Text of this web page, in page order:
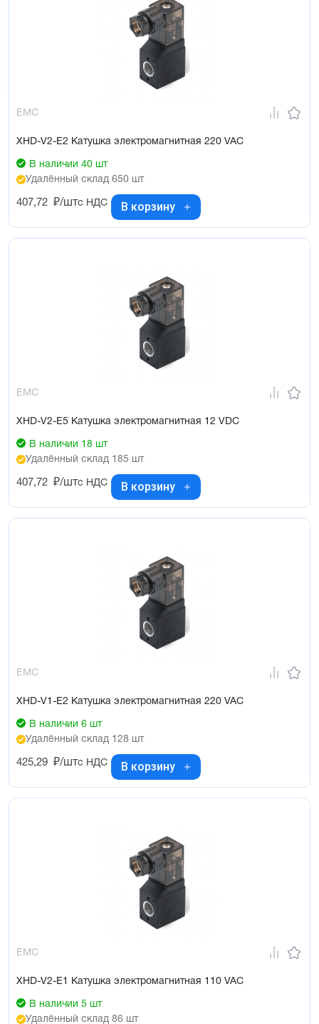
EMC
XHD-V2-E2 Катушка электромагнитная 220 VAC
В наличии 40 шт
Удалённый склад 650 шт
407,72 ₽/штс НДС В корзину
EMC
XHD-V2-E5 Катушка электромагнитная 12 VDC
В наличии 18 шт
Удалённый склад 185 шт
407,72 ₽/штс НДС В корзину
EMC
XHD-V1-E2 Катушка электромагнитная 220 VAC
В наличии 6 шт
Удалённый склад 128 шт
425,29 ₽/штс НДС В корзину
EMC
XHD-V2-E1 Катушка электромагнитная 110 VAC
В наличии 5 шт
Удалённый склад 86 шт